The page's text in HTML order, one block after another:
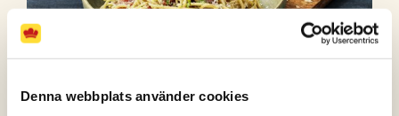
Denna webbplats använder cookies